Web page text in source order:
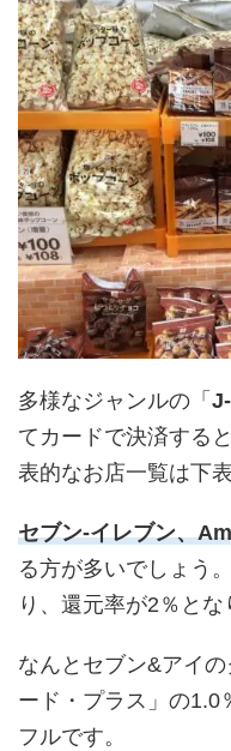
多様なジャンルの「
てカードで決済する
表的なお店一覧は下
セブン-イレブン、
る方が多いでしょう
り、還元率が2％と
なんとセブン&アイ
ード・プラス」の1.0
フルです。